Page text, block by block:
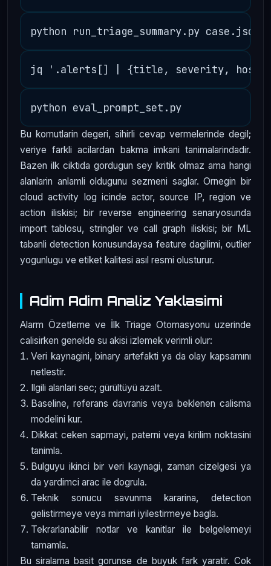
Bu komutlarin degeri, sihirli cevap vermelerinde degil;
veriye farkli acilardan bakma imkani tanimalarindadir.
Bazen ilk ciktida gordugun sey kritik olmaz ama hangi
alanlarin anlamli oldugunu sezmeni saglar. Ornegin bir
cloud activity log icinde actor, source IP, region ve
action iliskisi; bir reverse engineering senaryosunda
import tablosu, stringler ve call graph iliskisi; bir ML
tabanli detection konusundaysa feature dagilimi, outlier
yogunlugu ve etiket kalitesi asıl resmi olusturur.
Adim Adim Analiz Yaklasimi
Alarm Özetleme ve İlk Triage Otomasyonu uzerinde
calisirken genelde su akisi izlemek verimli olur:
Veri kaynagini, binary artefakti ya da olay kapsamını
netlestir.
Ilgili alanlari sec; gürültüyü azalt.
Baseline, referans davranis veya beklenen calisma
modelini kur.
Dikkat ceken sapmayi, paterni veya kirilim noktasini
tanimla.
Bulguyu ikinci bir veri kaynagi, zaman cizelgesi ya
da yardimci arac ile dogrula.
Teknik sonucu savunma kararina, detection
gelistirmeye veya mimari iyilestirmeye bagla.
Tekrarlanabilir notlar ve kanitlar ile belgelemeyi
tamamla.
Bu siralama basit gorunse de buyuk fark yaratir. Cok